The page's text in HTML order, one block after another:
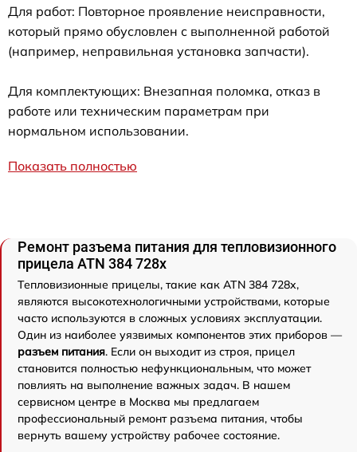
Для работ: Повторное проявление неисправности,
который прямо обусловлен с выполненной работой
(например, неправильная установка запчасти).
Для комплектующих: Внезапная поломка, отказ в
работе или техническим параметрам при
нормальном использовании.
Показать полностью
Ремонт разъема питания для тепловизионного
прицела ATN 384 728x
Тепловизионные прицелы, такие как ATN 384 728x,
являются высокотехнологичными устройствами, которые
часто используются в сложных условиях эксплуатации.
Один из наиболее уязвимых компонентов этих приборов —
разъем питания. Если он выходит из строя, прицел
становится полностью нефункциональным, что может
повлиять на выполнение важных задач. В нашем
сервисном центре в Москва мы предлагаем
профессиональный ремонт разъема питания, чтобы
вернуть вашему устройству рабочее состояние.